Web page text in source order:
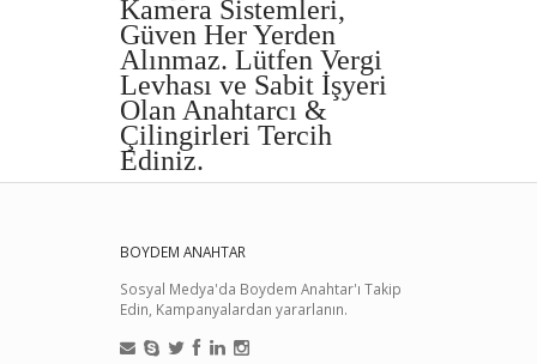
Kamera Sistemleri,
Güven Her Yerden
Alınmaz. Lütfen Vergi
Levhası ve Sabit İşyeri
Olan Anahtarcı &
Çilingirleri Tercih
Ediniz.
BOYDEM ANAHTAR
Sosyal Medya'da Boydem Anahtar'ı Takip
Edin, Kampanyalardan yararlanın.